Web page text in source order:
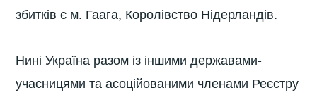
збитків є м. Гаага, Королівство Нідерландів.
Нині Україна разом із іншими державами-
учасницями та асоційованими членами Реєстру